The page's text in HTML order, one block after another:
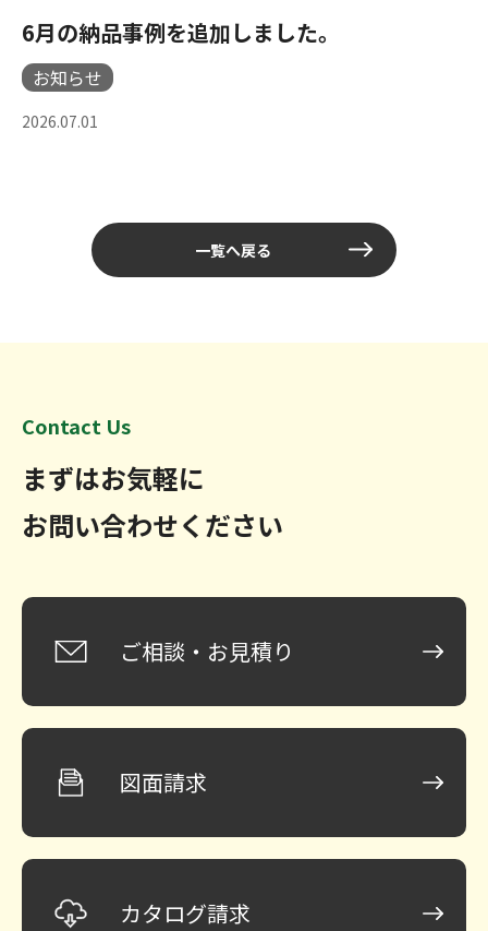
6月の納品事例を追加しました。
お知らせ
2026.07.01
一覧へ戻る
Contact Us
まずはお気軽に
お問い合わせください
ご相談・お見積り
図面請求
カタログ請求